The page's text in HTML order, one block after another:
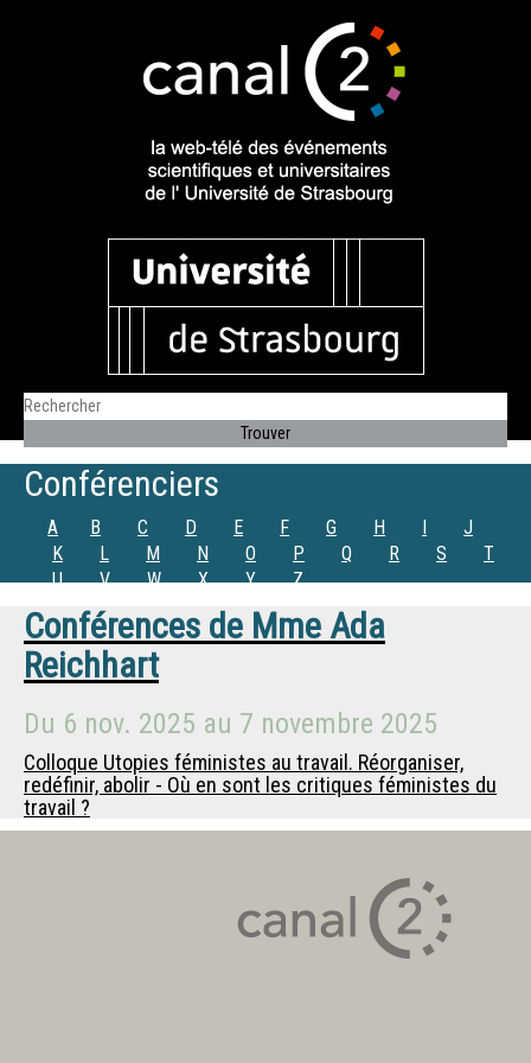
Conférenciers
A B C D E F G H I
J
K
L M N O P Q R S
T
U
V W X Y Z
Conférences de Mme Ada
Reichhart
Du 6 nov. 2025 au 7 novembre 2025
Colloque Utopies féministes au travail. Réorganiser,
redéfinir, abolir - Où en sont les critiques féministes du
travail ?